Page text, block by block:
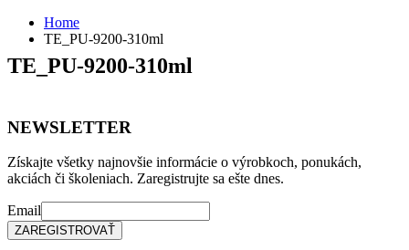
Home
TE_PU-9200-310ml
TE_PU-9200-310ml
NEWSLETTER
Získajte všetky najnovšie informácie o výrobkoch, ponukách,
akciách či školeniach. Zaregistrujte sa ešte dnes.
Email